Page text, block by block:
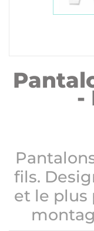
-
fils.
et le plus